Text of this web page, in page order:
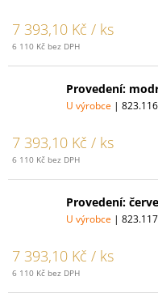
7 393,10 Kč / ks
6 110 Kč bez DPH
Provedení:
U výrobce | 823.116
7 393,10 Kč / ks
6 110 Kč bez DPH
Provedení:
U výrobce | 823.117
7 393,10 Kč / ks
6 110 Kč bez DPH